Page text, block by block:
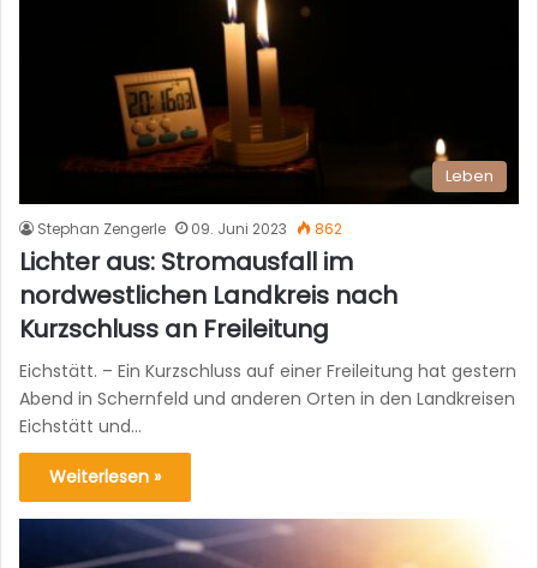
Leben
Stephan Zengerle 09. Juni 2023 862
Lichter aus: Stromausfall im
nordwestlichen Landkreis nach
Kurzschluss an Freileitung
Eichstätt. – Ein Kurzschluss auf einer Freileitung hat gestern
Abend in Schernfeld und anderen Orten in den Landkreisen
Eichstätt und…
Weiterlesen »